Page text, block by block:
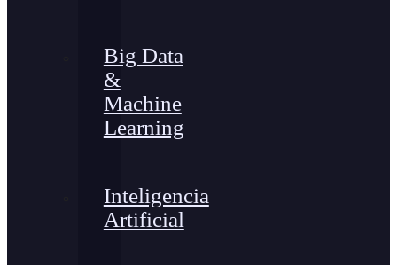
Big Data
&
Machine
Learning
Inteligencia
Artificial